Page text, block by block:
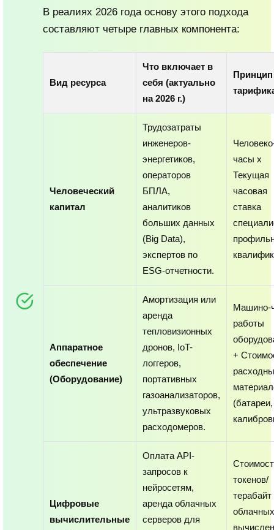
В реалиях 2026 года основу этого подхода
составляют четыре главных компонента:
Вид ресурса
Что включает в
себя (актуально
на 2026 г.)
Принцип
Человеческий
капитал
Трудозатраты
инженеров-
энергетиков,
операторов
БПЛА,
аналитиков
больших данных
(Big Data),
экспертов по
ESG-отчетности.
часы х
Текущая
часовая
ставка
Аппаратное
обеспечение
(Оборудование)
Амортизация или
аренда
тепловизионных
дронов, IoT-
логгеров,
портативных
газоанализаторов,
ультразвуковых
расходомеров.
Машино-
работы
+
(батареи,
Цифровые
вычислительные
Оплата API-
запросов к
нейросетям,
аренда облачных
серверов для
токенов/
терабайт
облачных